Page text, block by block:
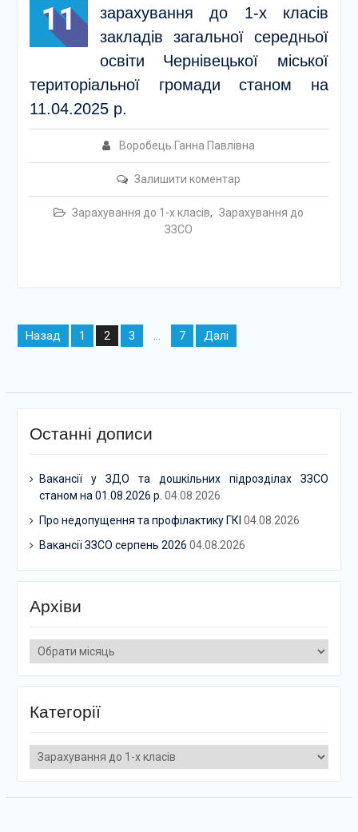
11
зарахування до 1-х класів
закладів загальної середньої
освіти Чернівецької міської
територіальної громади станом на
11.04.2025 р.
Воробець Ганна Павлівна
Залишити коментар
Зарахування до 1-х класів, Зарахування до
ЗЗСО
Навігація
записів
Назад 1 2 3 7 Далі
Останні дописи
Вакансії у ЗДО та дошкільних підрозділах ЗЗСО
станом на 01.08.2026 р. 04.08.2026
Про недопущення та профілактику ГКІ 04.08.2026
Вакансії ЗЗСО серпень 2026 04.08.2026
Архіви
Архіви
Категорії
Категорії